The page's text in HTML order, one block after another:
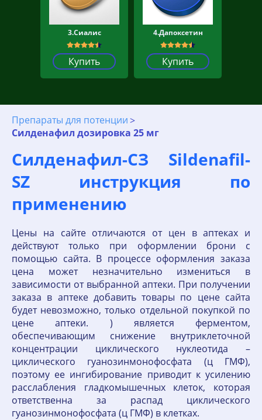
3.Сиалис
Купить
4.Дапоксетин
Купить
Препараты для потенции
Силденафил дозировка 25 мг
Силденафил-СЗ Sildenafil-
SZ инструкция по
применению
Цены на сайте отличаются от цен в аптеках и
действуют только при оформлении брони с
помощью сайта. В процессе оформления заказа
цена может незначительно измениться в
зависимости от выбранной аптеки. При получении
заказа в аптеке добавить товары по цене сайта
будет невозможно, только отдельной покупкой по
цене аптеки. ) является ферментом,
обеспечивающим снижение внутриклеточной
концентрации циклического нуклеотида –
циклического гуанозинмонофосфата (ц ГМФ),
поэтому ее ингибирование приводит к усилению
расслабления гладкомышечных клеток, которая
ответственна за распад циклического
гуанозинмонофосфата (ц ГМФ) в клетках.